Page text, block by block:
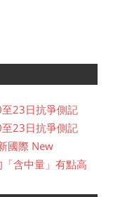
23日抗爭側記
23日抗爭側記
國際 New
含中量」有點高